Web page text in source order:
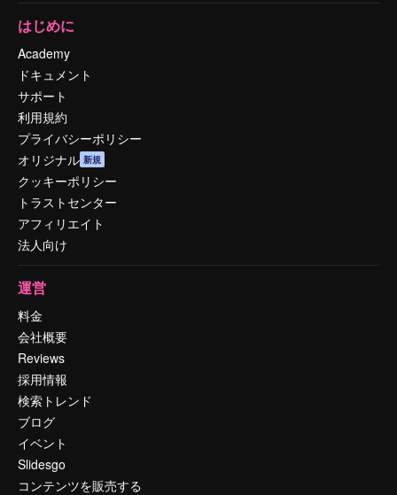
はじめに
Academy
ドキュメント
サポート
利用規約
プライバシーポリシー
オリジナル 新規
クッキーポリシー
トラストセンター
アフィリエイト
法人向け
運営
料金
会社概要
Reviews
採用情報
検索トレンド
ブログ
イベント
Slidesgo
コンテンツを販売する